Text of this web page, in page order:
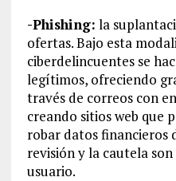
-Phishing: la
ofertas. Bajo esta
ciberdelincuentes se
legítimos, ofreciendo
través de correos con
creando sitios web que
robar datos financieros
revisión y la cautela
usuario.